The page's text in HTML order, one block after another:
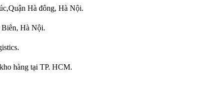
Hà đông, Hà Nội.
Hà Nội.
hàng tại TP. HCM.